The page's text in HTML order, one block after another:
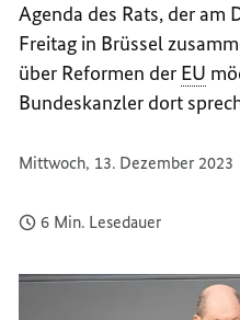
Agenda des Rats, der am
Freitag in Brüssel
über Reformen der EU
Bundeskanzler dort
Mittwoch, 13. Dezember 2023
6 Min. Lesedauer